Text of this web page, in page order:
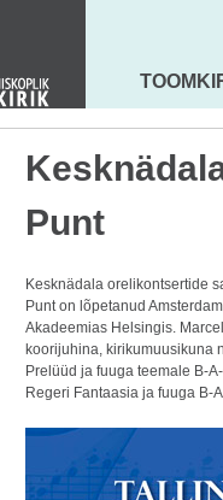
MAARJA
Punt
Kesknädala orelikontsertide
Punt on lõpetanud
Akadeemias Helsingis.
koorijuhina, kirikumuusikuna
Prelüüd ja fuuga teemale B-
Regeri Fantaasia ja fuuga B-